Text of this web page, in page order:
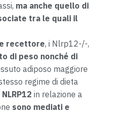
ma anche quello di
tra le quali il
recettore, i Nlrp12-/-,
di peso nonché di
adiposo maggiore
regime di dieta
in relazione a
sono mediati e